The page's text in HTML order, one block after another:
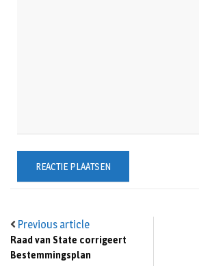
Previous article
Raad van State corrigeert
Bestemmingsplan